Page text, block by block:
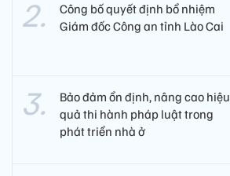
Công bố quyết định bổ nhiệm
Giám đốc Công an tỉnh Lào Cai
Bảo đảm ổn định, nâng cao hiệu
quả thi hành pháp luật trong
phát triển nhà ở